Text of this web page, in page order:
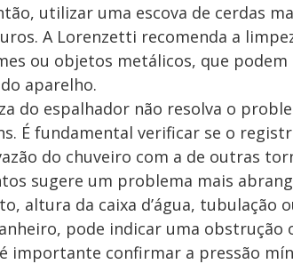
utilizar uma escova de cerdas
A Lorenzetti recomenda a
ou objetos metálicos, que
aparelho.
do espalhador não resolva o
É fundamental verificar se o
do chuveiro com a de outras
sugere um problema mais
altura da caixa d’água, tubulação
pode indicar uma obstrução
importante confirmar a pressão